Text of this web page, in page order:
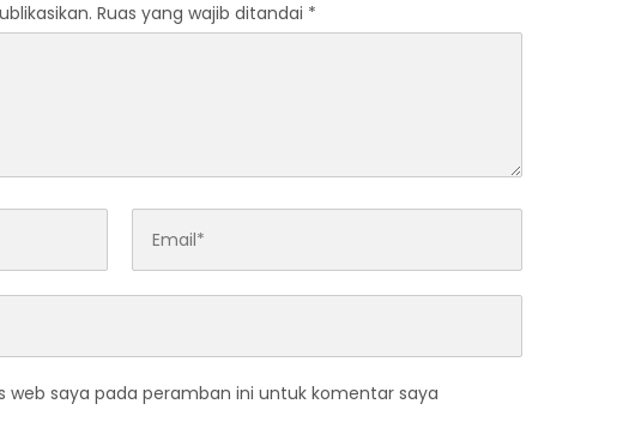
Ruas yang wajib ditandai *
web saya pada peramban ini untuk komentar saya